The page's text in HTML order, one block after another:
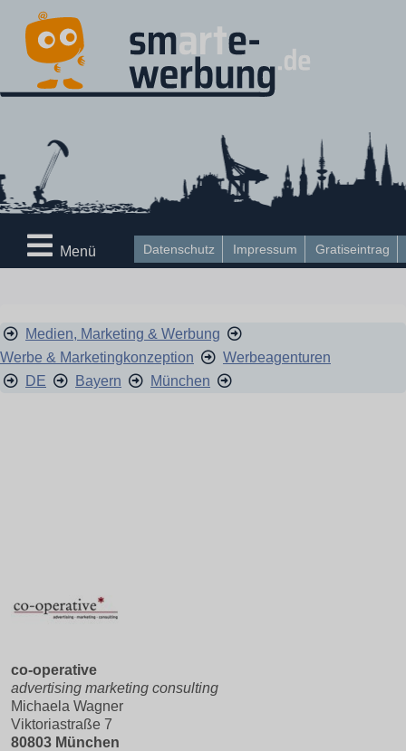
Datenschutz Impressum Gratiseintrag
Menü
Medien, Marketing & Werbung
Werbe & Marketingkonzeption
Werbeagenturen
DE
Bayern München
co-operative
advertising marketing consulting
Michaela Wagner
Viktoriastraße 7
80803 München